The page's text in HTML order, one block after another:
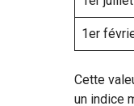
1er
Cette
un indice